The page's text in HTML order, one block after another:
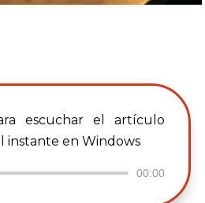
escuchar el artículo
instante en Windows
00:00